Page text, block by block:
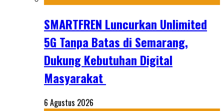
SMARTFREN Luncurkan Unlimited
5G Tanpa Batas di Semarang,
Dukung Kebutuhan Digital
Masyarakat
6 Agustus 2026